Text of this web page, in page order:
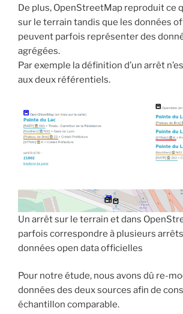
De plus, OpenStreetMap reproduit ce
sur le terrain tandis que les données
peuvent parfois représenter des
agrégées.
Par exemple la définition d’un arrêt
aux deux référentiels.
Un arrêt sur le terrain et dans
parfois correspondre à plusieurs
données open data officielles
Pour notre étude, nous avons dû re-
données des deux sources afin de
échantillon comparable.